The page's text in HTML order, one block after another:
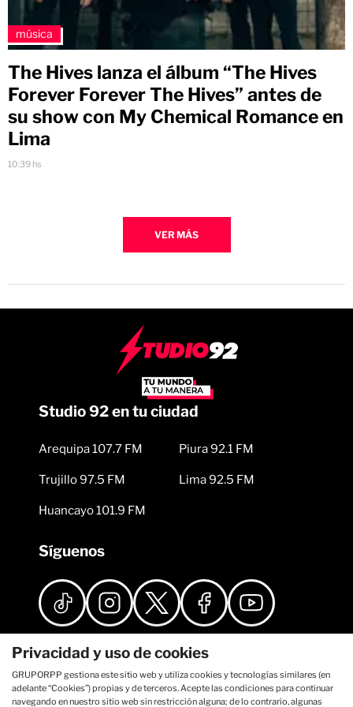
música
The Hives lanza el álbum “The Hives
Forever Forever The Hives” antes de
su show con My Chemical Romance en
Lima
10:39 hs
VER MÁS
Studio 92 en tu ciudad
Arequipa 107.7 FM
Trujillo 97.5 FM
Huancayo 101.9 FM
Piura 92.1 FM
Lima 92.5 FM
Síguenos
Privacidad y uso de cookies
GRUPORPP gestiona este sitio web y utiliza cookies y tecnologías similares (en
adelante “Cookies”) propias y de terceros. Acepte las condiciones para continuar
navegando en nuestro sitio web sin restricción alguna; de lo contrario, algunas